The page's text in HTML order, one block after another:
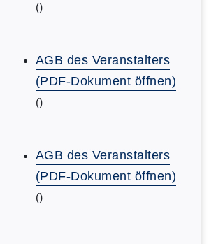
()
AGB des Veranstalters
(PDF-Dokument öffnen)
()
AGB des Veranstalters
(PDF-Dokument öffnen)
()